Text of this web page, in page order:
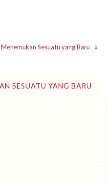
Sesuatu yang Baru
»
SESUATU YANG BARU